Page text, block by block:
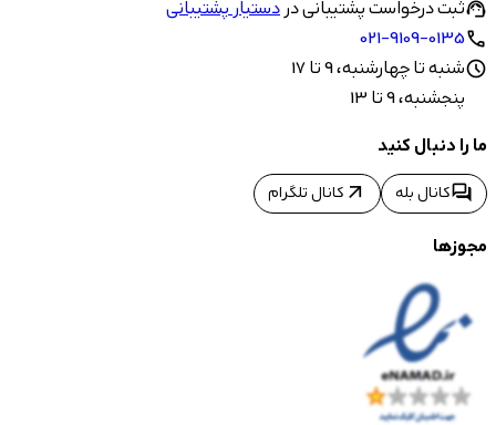
support_agentثبت درخواست پشتیبانی دردستیار پشتیبانی
call
021-9109-0135
scheduleشنبه تا چهارشنبه، 9 تا 17
پنجشنبه، 9 تا 13
ما را دنبال کنید
forumکانال بله arrow_outward کانال تلگرام
مجوزها